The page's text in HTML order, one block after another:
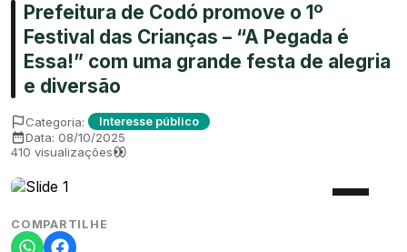
Prefeitura de Codó promove o 1º
Festival das Crianças – “A Pegada é
Essa!” com uma grande festa de alegria
e diversão
Categoria: Interesse público
Data: 08/10/2025
410 visualizações
COMPARTILHE